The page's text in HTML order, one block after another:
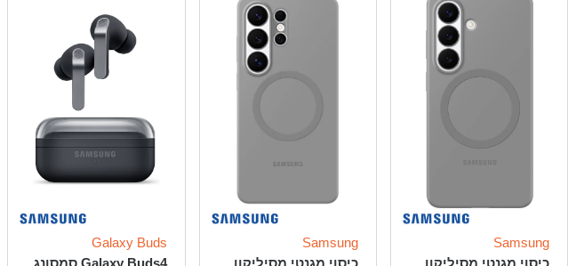
Samsung
Samsung
Galaxy Buds